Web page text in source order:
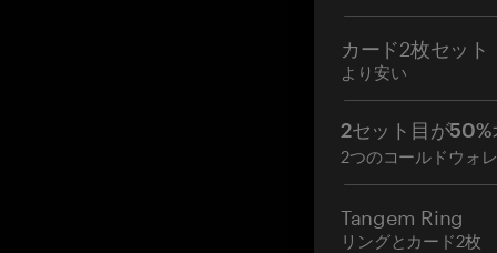
カード2枚セット
より安い
2セット目が50%
2つのコールドウォ
Tangem Ring
リングとカード2枚